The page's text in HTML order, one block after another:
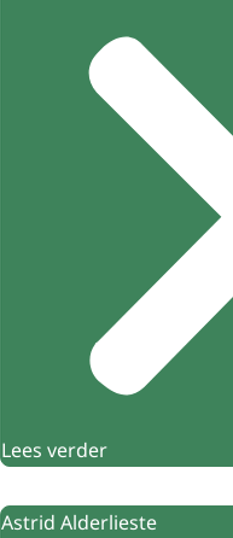
Lees verder
Astrid Alderlieste